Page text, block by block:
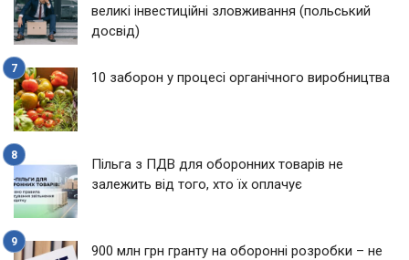
великі інвестиційні зловживання (польський
досвід)
10 заборон у процесі органічного виробництва
Пільга з ПДВ для оборонних товарів не
залежить від того, хто їх оплачує
900 млн грн гранту на оборонні розробки – не